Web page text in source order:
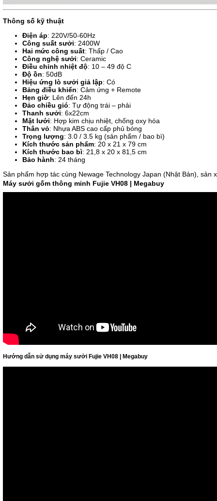
Thông số kỹ thuật
Điện áp: 220V/50-60Hz
Công suất sưởi: 2400W
Hai mức công suất: Thấp / Cao
Công nghệ sưởi: Ceramic
Điều chỉnh nhiệt độ: 10 – 49 độ C
Độ ồn: 50dB
Hiệu ứng lò sưởi giả lập: Có
Bảng điều khiển: Cảm ứng + Remote
Hẹn giờ: Lên đến 24h
Đảo chiều gió: Tự động trái – phải
Thanh sưởi: 6x22cm
Mặt lưới: Hợp kim chịu nhiệt, chống oxy hóa
Thân vỏ: Nhựa ABS cao cấp phủ bóng
Trọng lượng: 3.0 / 3.5 kg (sản phẩm / bao bì)
Kích thước sản phẩm: 20 x 21 x 79 cm
Kích thước bao bì: 21,8 x 20 x 81,5 cm
Bảo hành: 24 tháng
Sản phẩm hợp tác cùng Newage Technology Japan (Nhật Bản), sản
Máy sưởi gốm thông minh Fujie VH08 | Megabuy
Hướng dẫn sử dụng máy sưởi Fujie VH08 | Megabuy